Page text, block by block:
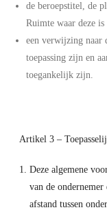
de beroepstitel, de
Ruimte waar deze is
een verwijzing naar
toepassing zijn en
toegankelijk zijn.
Artikel 3 –
Deze algemene
van de
afstand tussen